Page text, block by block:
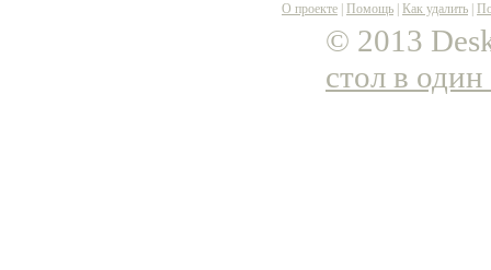
О проекте Помощь Как удалить
© 2013
стол в